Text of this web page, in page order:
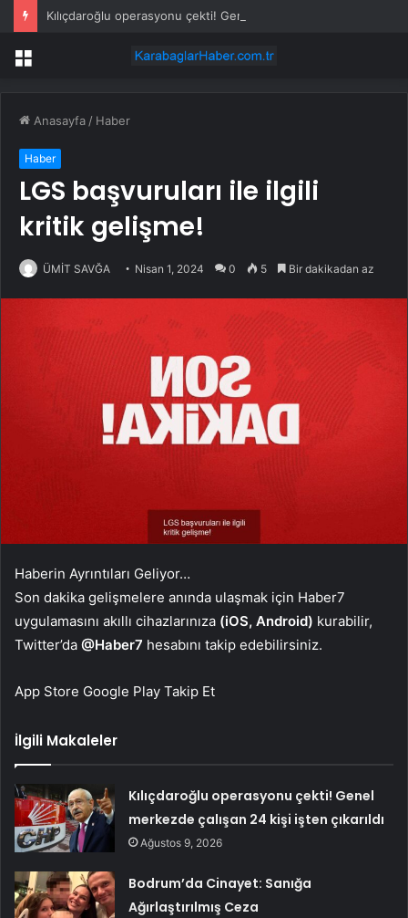
Menü
Anasayfa / Haber
Haber
LGS başvuruları ile ilgili
kritik gelişme!
ÜMİT SAVĞA Nisan 1, 2024 0 5 Bir dakikadan az
Haberin Ayrıntıları Geliyor…
Son dakika gelişmelere anında ulaşmak için Haber7
uygulamasını akıllı cihazlarınıza (iOS, Android) kurabilir,
Twitter’da @Haber7 hesabını takip edebilirsiniz.
App Store Google Play Takip Et
İlgili Makaleler
Kılıçdaroğlu operasyonu çekti! Genel
merkezde çalışan 24 kişi işten çıkarıldı
Ağustos 9, 2026
Bodrum’da Cinayet: Sanığa
Ağırlaştırılmış Ceza